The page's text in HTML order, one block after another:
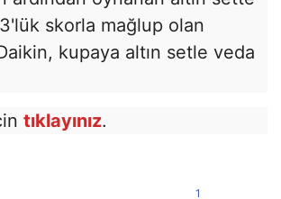
skorla mağlup olan
kupaya altın setle veda
tıklayınız.